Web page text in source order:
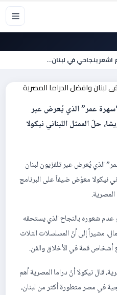
بنجاحي في لبنان…
في لبنان
عمر” الذي يُعرض عبر
حلّ الممثل اللبناني نيكولا
الذي يُعرض عبر تلفزيون لبنان
نيكولا معوّض ضيفاً على البرنامج
عدم شعوره بالنجاح الذي يستحقه
مشيراً إلى أنّ المسلسلات الثلاث
أشخاص قمة في الأخلاق والفن.
قال نيكولا أنّ دراما المصرية أهم
في مصر متطورة أكثر من لبنان،